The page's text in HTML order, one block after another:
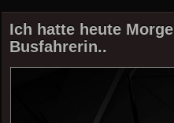
Ich hatte heute
Busfahrerin..